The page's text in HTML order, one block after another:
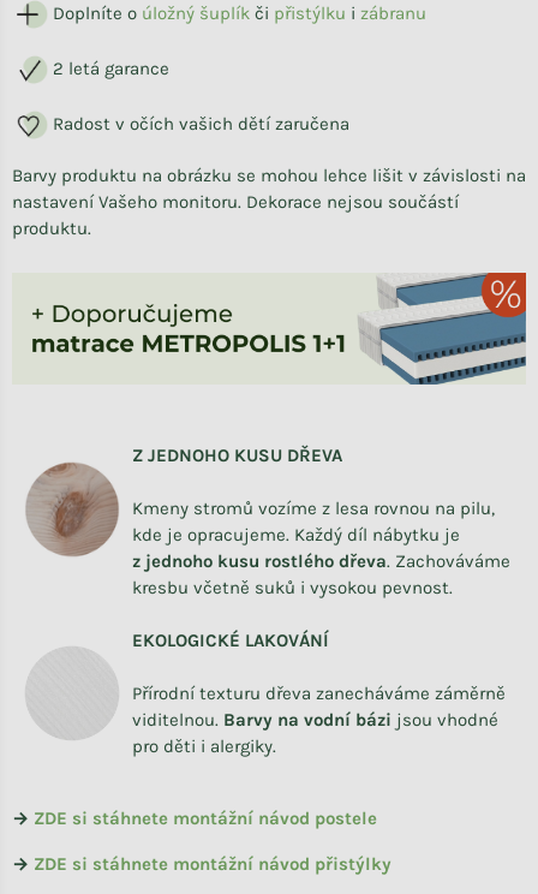
Doplníte o úložný šuplík či přistýlku i zábranu
2 letá garance
Radost v očích vašich dětí zaručena
Barvy produktu na obrázku se mohou lehce lišit v závislosti na
nastavení Vašeho monitoru. Dekorace nejsou součástí
produktu.
Z JEDNOHO KUSU DŘEVA
Kmeny stromů vozíme z lesa rovnou na pilu,
kde je opracujeme. Každý díl nábytku je
z jednoho kusu rostlého dřeva. Zachováváme
kresbu včetně suků i vysokou pevnost.
EKOLOGICKÉ LAKOVÁNÍ
Přírodní texturu dřeva zanecháváme záměrně
viditelnou. Barvy na vodní bázi jsou vhodné
pro děti i alergiky.
→ ZDE si stáhnete montážní návod postele
→ ZDE si stáhnete montážní návod přistýlky